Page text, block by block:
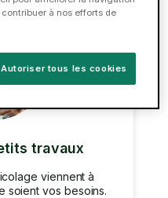
travaux
viennent à
soient vos besoins.
à nos efforts de
Autoriser tous les cookies